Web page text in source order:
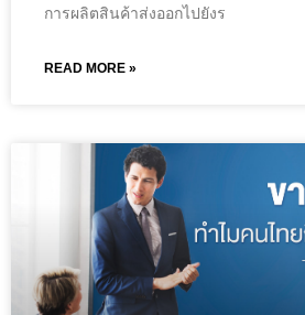
การผลิตสินค้าส่งออกไปยังร
READ MORE »